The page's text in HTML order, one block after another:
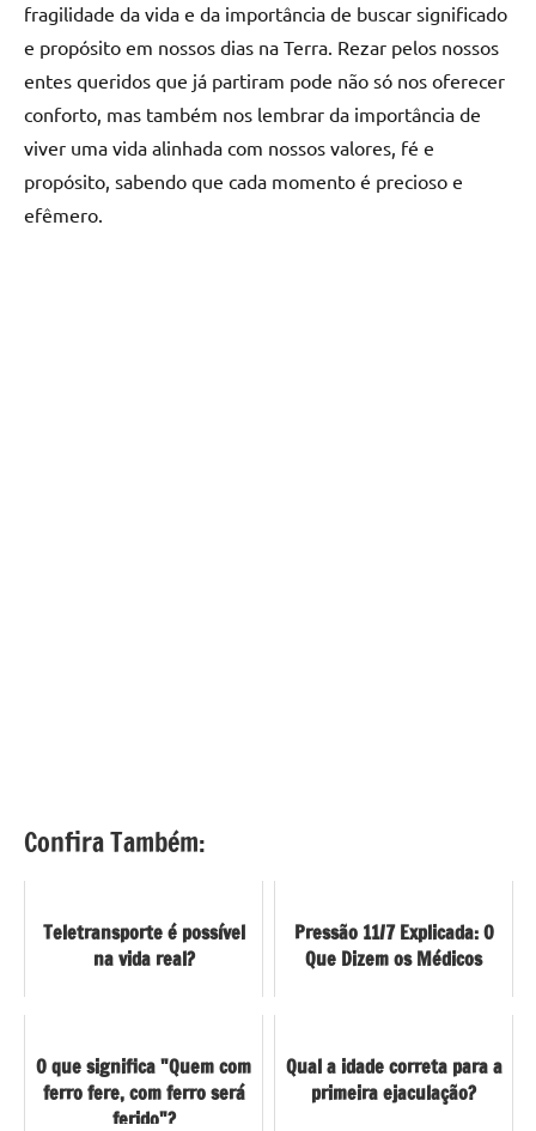
fragilidade da vida e da importância de buscar significado
e propósito em nossos dias na Terra. Rezar pelos nossos
entes queridos que já partiram pode não só nos oferecer
conforto, mas também nos lembrar da importância de
viver uma vida alinhada com nossos valores, fé e
propósito, sabendo que cada momento é precioso e
efêmero.
Confira Também:
Teletransporte é possível
na vida real?
Pressão 11/7 Explicada: O
Que Dizem os Médicos
O que significa "Quem com
ferro fere, com ferro será
ferido"?
Qual a idade correta para a
primeira ejaculação?